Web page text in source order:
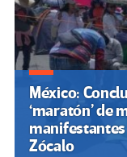
México:
‘maratón’ de
Zócalo